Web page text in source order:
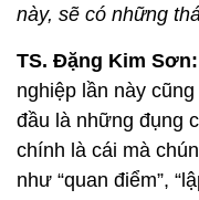
này, sẽ có những
TS. Đặng Kim Sơn:
nghiệp lần này
đầu là những đụng
chính là cái mà
như “quan điểm”,